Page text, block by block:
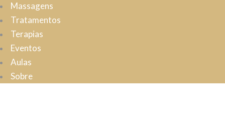
Massagens
Tratamentos
Terapias
Eventos
Aulas
Sobre